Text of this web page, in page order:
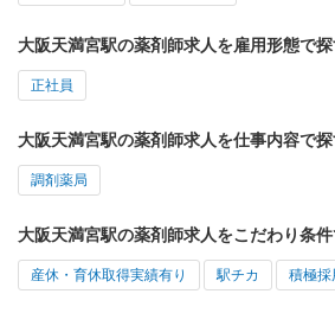
大阪天満宮駅の薬剤師求人を雇用形態で
正社員
大阪天満宮駅の薬剤師求人を仕事内容で
調剤薬局
大阪天満宮駅の薬剤師求人をこだわり条
産休・育休取得実績有り 駅チカ 積極採